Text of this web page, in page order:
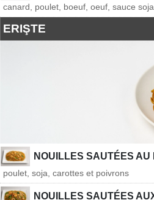
canard, poulet, boeuf, oeuf, sauce
ERIŞTE
NOUILLES SAUTÉES AU
poulet, soja, carottes et poivrons
NOUILLES SAUTÉES